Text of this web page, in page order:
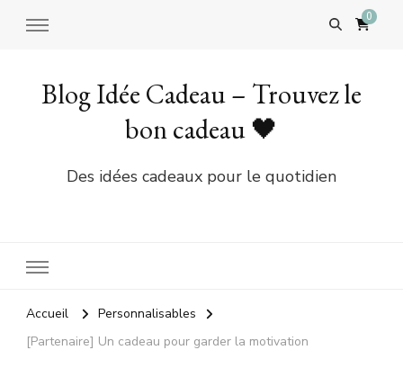
0
Blog Idée Cadeau – Trouvez le
bon cadeau 🖤
Des idées cadeaux pour le quotidien
Accueil
Personnalisables
[Partenaire] Un cadeau pour garder la motivation